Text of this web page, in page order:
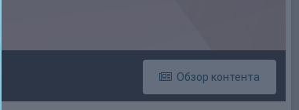
Обзор контента